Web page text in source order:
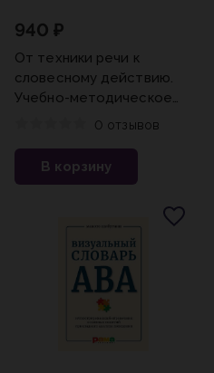
940 ₽
От техники речи к
словесному действию.
Учебно-методическое
пособие для СПО
О. В.
0 отзывов
В корзину